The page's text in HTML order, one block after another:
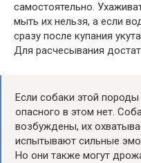
самостоятельно.
мыть их нельзя, а если
сразу после купания
Для расчесывания
Если собаки этой
опасного в этом нет.
возбуждены, их
испытывают сильные
Но они также могут